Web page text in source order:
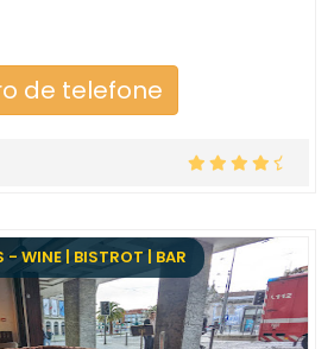
de telefone
WINE | BISTROT | BAR